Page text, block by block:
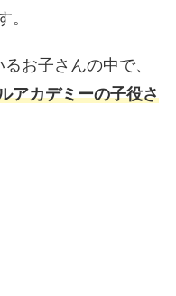
。
お子さんの中で、
アカデミーの子役さ